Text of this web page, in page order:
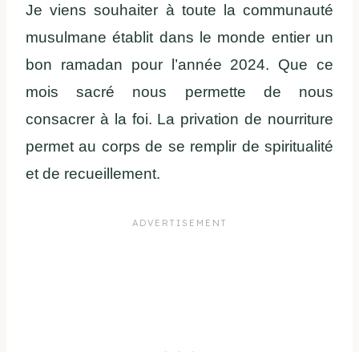
Je viens souhaiter à toute la communauté
musulmane établit dans le monde entier un
bon ramadan pour l’année 2024. Que ce
mois sacré nous permette de nous
consacrer à la foi. La privation de nourriture
permet au corps de se remplir de spiritualité
et de recueillement.